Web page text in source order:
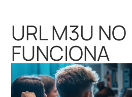
URL M3U NO
FUNCIONA